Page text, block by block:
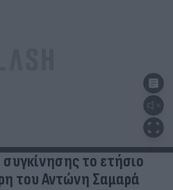
το ετήσιο
του Αντώνη Σαμαρά